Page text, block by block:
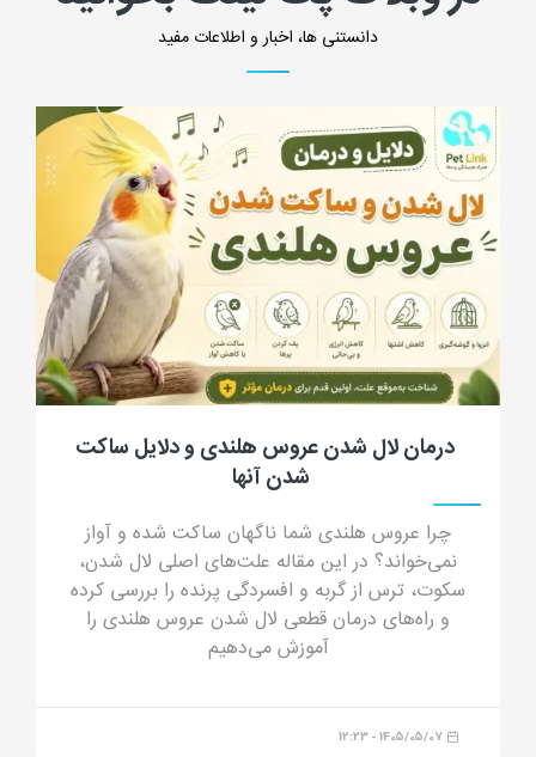
دانستنی ها، اخبار و اطلاعات مفید
جرب گوش گربه؛ علائم، علت، تشخیص، درمان
و پیشگیری از کنه گوش گربه
جرب گوش گربه چیست؟ در این مقاله جامع با علائم
جرب گوش (ترشحات شبیه پودر قهوه)، دلایل انتقال،
خطرات درمان خانگی و داروهای مدرن درمان قطعی
آشنا شوید.
1405/04/23 - 16:44